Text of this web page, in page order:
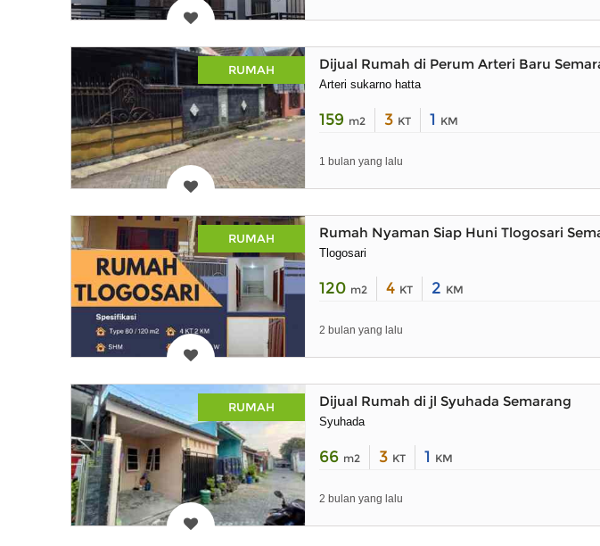
RUMAH Dijual Rumah di Perum Arteri Baru
Arteri sukarno hatta
159 m2 3 KT 1 KM
1 bulan yang lalu
RUMAH Rumah Nyaman Siap Huni Tlogosari
Tlogosari
120 m2 4 KT 2 KM
2 bulan yang lalu
RUMAH Dijual Rumah di jl Syuhada Semarang
Syuhada
66 m2 3 KT 1 KM
2 bulan yang lalu